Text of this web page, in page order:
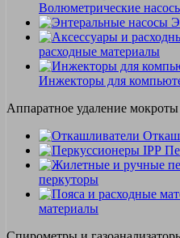
Волюметрические
расходные материалы
Инжекторы для
Аппаратное удаление
перкуторы
материалы